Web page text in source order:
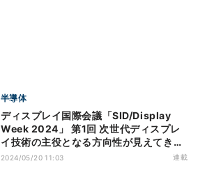
半導体
ディスプレイ国際会議「SID/Display
Week 2024」 第1回 次世代ディスプレ
イ技術の主役となる方向性が見えてきた
「量子ドット」
2024/05/20 11:03 連載